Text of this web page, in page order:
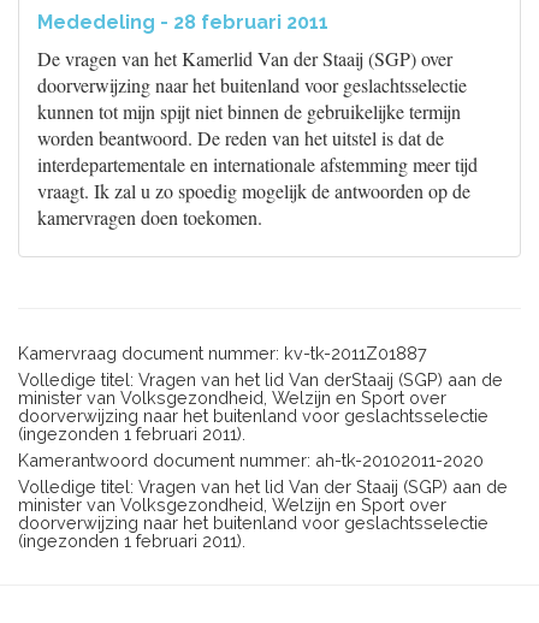
Mededeling - 28 februari 2011
De vragen van het Kamerlid Van der Staaij (SGP) over
doorverwijzing naar het buitenland voor geslachtsselectie
kunnen tot mijn spijt niet binnen de gebruikelijke termijn
worden beantwoord. De reden van het uitstel is dat de
interdepartementale en internationale afstemming meer tijd
vraagt. Ik zal u zo spoedig mogelijk de antwoorden op de
kamervragen doen toekomen.
Kamervraag document nummer: kv-tk-2011Z01887
Volledige titel: Vragen van het lid Van derStaaij (SGP) aan de
minister van Volksgezondheid, Welzijn en Sport over
doorverwijzing naar het buitenland voor geslachtsselectie
(ingezonden 1 februari 2011).
Kamerantwoord document nummer: ah-tk-20102011-2020
Volledige titel: Vragen van het lid Van der Staaij (SGP) aan de
minister van Volksgezondheid, Welzijn en Sport over
doorverwijzing naar het buitenland voor geslachtsselectie
(ingezonden 1 februari 2011).